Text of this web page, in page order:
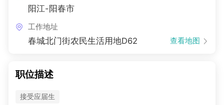
阳江-阳春市
工作地址
春城北门街农民生活用地D62 查看地图
职位描述
接受应届生